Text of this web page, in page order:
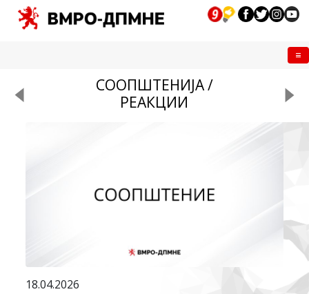
СООПШТЕНИЈА /
РЕАКЦИИ
18.04.2026